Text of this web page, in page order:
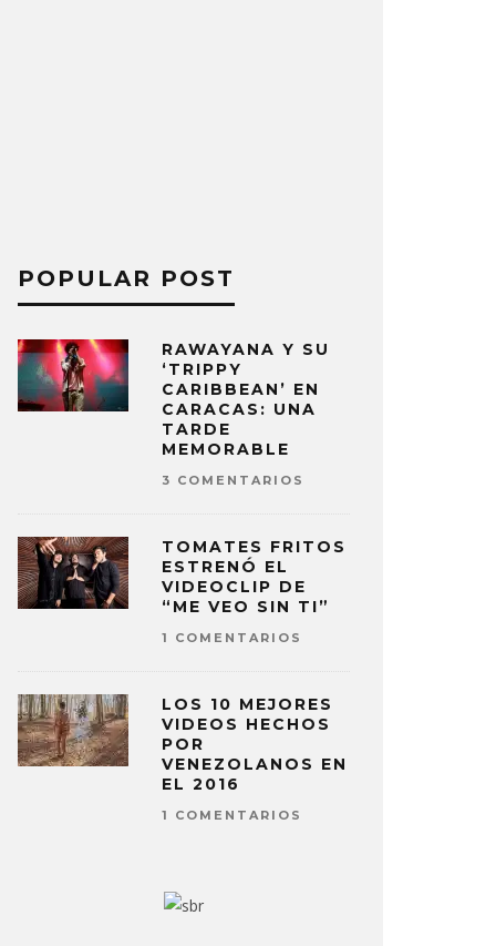
POPULAR POST
RAWAYANA Y SU
‘TRIPPY
CARIBBEAN’ EN
CARACAS: UNA
TARDE
MEMORABLE
3 COMENTARIOS
TOMATES FRITOS
ESTRENÓ EL
VIDEOCLIP DE
“ME VEO SIN TI”
1 COMENTARIOS
LOS 10 MEJORES
VIDEOS HECHOS
POR
VENEZOLANOS EN
EL 2016
1 COMENTARIOS